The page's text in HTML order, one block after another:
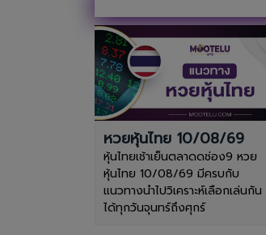
หวยหุ้นไทย 10/08/69
หุ้นไทยเช้าเย็นตลาดดช่อง9 หวย
หุ้นไทย 10/08/69 มีครบกับ
แนวทางนำไปวิเคราะห์เลือกเล่นกัน
ได้ทุกวันจุนทร์ถึงศุกร์